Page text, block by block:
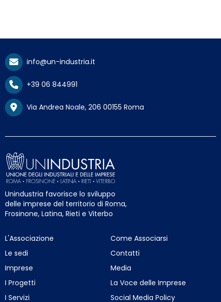
info@un-industria.it
+39 06 844991
Via Andrea Noale, 206 00155 Roma
Unindustria favorisce lo sviluppo
delle imprese del territorio di Roma,
Frosinone, Latina, Rieti e Viterbo
L'Associazione
Le sedi
Imprese
I Progetti
I Servizi
Come Associarsi
Contatti
Media
La Voce delle Imprese
Social Media Policy